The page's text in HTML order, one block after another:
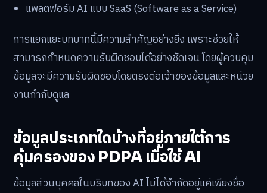
แพลตฟอร์ม AI แบบ SaaS (Software as a Service)
การแยกแยะบทบาทนี้มีความสำคัญอย่างยิ่ง เพราะช่วยให้
สามารถกำหนดความรับผิดชอบได้อย่างชัดเจน โดยผู้ควบคุม
ข้อมูลจะมีความรับผิดชอบโดยตรงต่อเจ้าของข้อมูลและหน่วย
งานกำกับดูแล
ข้อมูลประเภทใดบ้างที่อยู่ภายใต้การ
คุ้มครองของ PDPA เมื่อใช้ AI
ข้อมูลส่วนบุคคลในบริบทของ AI ไม่ได้จำกัดอยู่แค่เพียงชื่อ